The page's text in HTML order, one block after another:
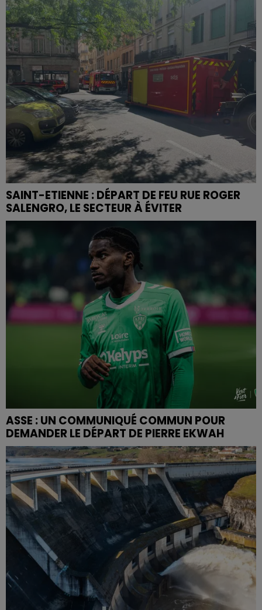
SAINT-ETIENNE : DÉPART DE FEU RUE ROGER
SALENGRO, LE SECTEUR À ÉVITER
ASSE : UN COMMUNIQUÉ COMMUN POUR
DEMANDER LE DÉPART DE PIERRE EKWAH